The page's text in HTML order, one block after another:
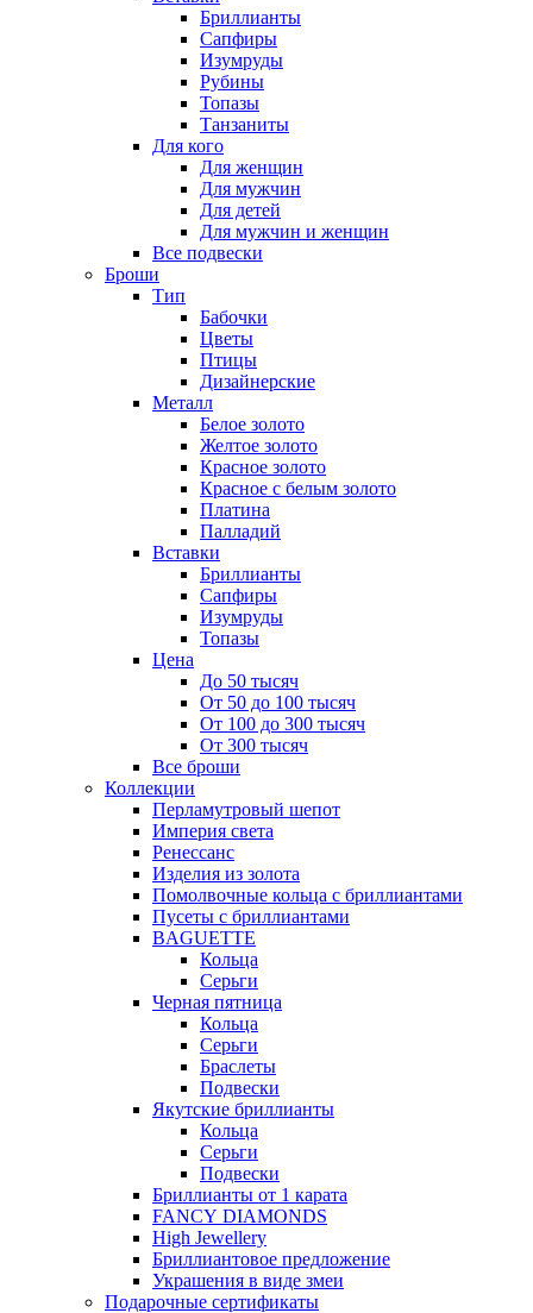
Бриллианты
Сапфиры
Изумруды
Рубины
Топазы
Танзаниты
Для кого
Для женщин
Для мужчин
Для детей
Для мужчин и женщин
Все подвески
Броши
Тип
Бабочки
Цветы
Птицы
Дизайнерские
Металл
Белое золото
Желтое золото
Красное золото
Красное с белым золото
Платина
Палладий
Вставки
Бриллианты
Сапфиры
Изумруды
Топазы
Цена
До 50 тысяч
От 50 до 100 тысяч
От 100 до 300 тысяч
От 300 тысяч
Все броши
Коллекции
Перламутровый шепот
Империя света
Ренессанс
Изделия из золота
Помолвочные кольца с бриллиантами
Пусеты с бриллиантами
BAGUETTE
Кольца
Серьги
Черная пятница
Кольца
Серьги
Браслеты
Подвески
Якутские бриллианты
Кольца
Серьги
Подвески
Бриллианты от 1 карата
FANCY DIAMONDS
High Jewellery
Бриллиантовое предложение
Украшения в виде змеи
Подарочные сертификаты